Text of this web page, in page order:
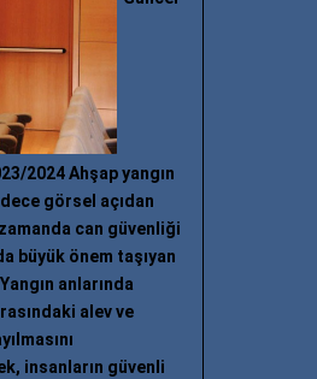
2024 Ahşap yangın
görsel açıdan
can güvenliği
büyük önem taşıyan
anlarında
alev ve
insanların güvenli